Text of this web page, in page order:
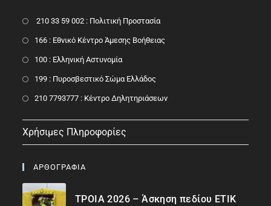
210 33 59 002 : Πολιτική Προστασία
166 : Εθνικό Κέντρο Άμεσης Βοήθειας
100 : Ελληνική Αστυνομία
199 : Πυροσβεστικό Σώμα Ελλάδος
210 7793777 : Kέντρο Δηλητηριάσεων
Χρήσιμες Πληροφορίες
ΑΡΘΟΓΡΑΦΙΑ
ΤΡΟΙΑ 2026 – Άσκηση πεδίου ΕΤΙΚ